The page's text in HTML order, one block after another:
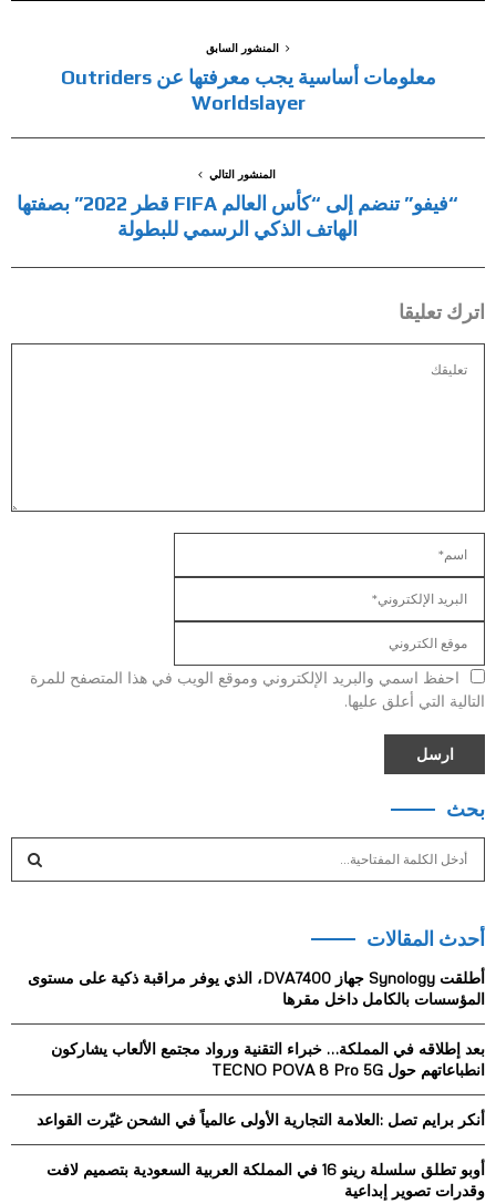
المنشور السابق
معلومات أساسية يجب معرفتها عن Outriders
Worldslayer
المنشور التالي
“فيفو” تنضم إلى “كأس العالم FIFA قطر 2022” بصفتها
الهاتف الذكي الرسمي للبطولة
اترك تعليقا
احفظ اسمي والبريد الإلكتروني وموقع الويب في هذا المتصفح للمرة
التالية التي أعلق عليها.
بحث
c
h
f
:
A
H
أحدث المقالات
أطلقت Synology جهاز DVA7400، الذي يوفر مراقبة ذكية على مستوى
المؤسسات بالكامل داخل مقرها
بعد إطلاقه في المملكة… خبراء التقنية ورواد مجتمع الألعاب يشاركون
انطباعاتهم حول TECNO POVA 8 Pro 5G
أنكر برايم تصل :العلامة التجارية الأولى عالمياً في الشحن غيّرت القواعد
أوبو تطلق سلسلة رينو 16 في المملكة العربية السعودية بتصميم لافت
وقدرات تصوير إبداعية